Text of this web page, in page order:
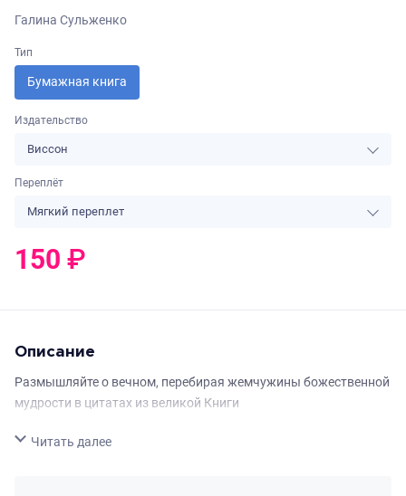
Галина Сульженко
Тип
Бумажная книга
Издательство
Виссон
Переплёт
Мягкий переплет
150 ₽
Описание
Размышляйте о вечном, перебирая жемчужины божественной
мудрости в цитатах из великой Книги
Свернуть
Читать далее